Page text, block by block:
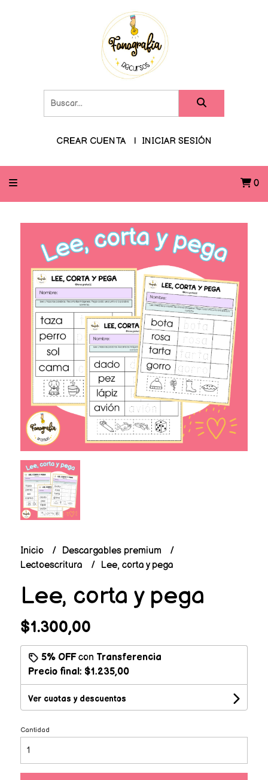
CREAR CUENTA INICIAR SESIÓN
0
Inicio
Descargables premium
Lectoescritura
Lee, corta y pega
Lee, corta y pega
$1.300,00
5% OFFcon Transferencia
Precio final: $1.235,00
Ver cuotas y descuentos
Cantidad